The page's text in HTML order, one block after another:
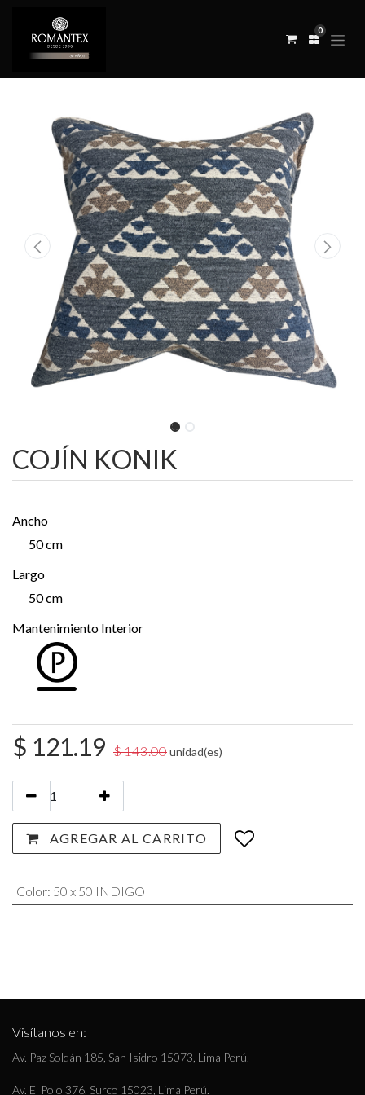
0
COJÍN KONIK
Ancho
50 cm
Largo
50 cm
Mantenimiento Interior
$ 121.19 $143.00unidad(es)
AGREGAR AL CARRITO
Color: 50 x 50 INDIGO
Visítanos en:
Av. Paz Soldán 185, San Isidro 15073, Lima Perú.
Av. El Polo 376, Surco 15023, Lima Perú.